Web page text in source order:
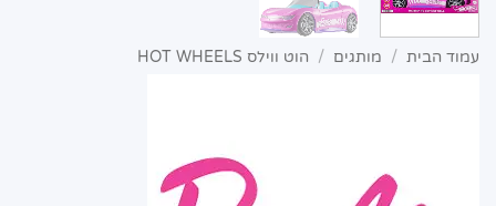
עמוד הבית / מותגים / הוט ווילס HOT WHEELS